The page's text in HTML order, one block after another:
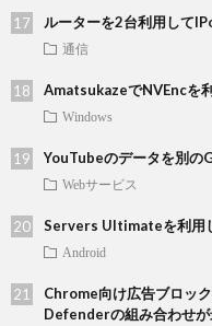
ルーターを2台利用して
通信
AmatsukazeでNVEncを
Windows
YouTubeのデータを別の
Webサービス
Servers Ultimateを利用
Android
Chrome向け広告ブロッ
Defenderの組み合わせ